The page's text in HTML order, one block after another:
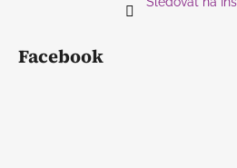
Facebook